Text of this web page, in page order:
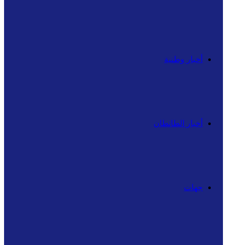
أخبار وطنية
أخبار الطانطان
جهات